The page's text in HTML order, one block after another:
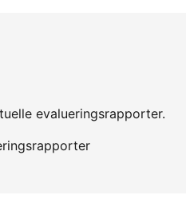
evalueringsrapporter.